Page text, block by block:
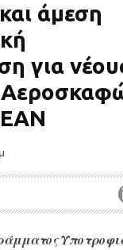
άμεση
για